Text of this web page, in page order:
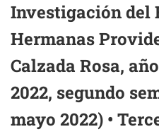
Investigación del
Hermanas
Calzada Rosa,
2022, segundo
mayo 2022) •